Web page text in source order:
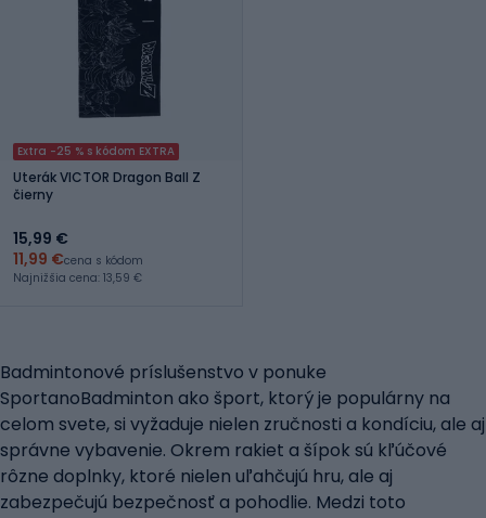
Extra -25 % s kódom EXTRA
Uterák VICTOR Dragon Ball Z
čierny
15,99 €
11,99 €cena s kódom
Najnižšia cena: 13,59 €
Badmintonové príslušenstvo v ponuke
SportanoBadminton ako šport, ktorý je populárny na
celom svete, si vyžaduje nielen zručnosti a kondíciu, ale aj
správne vybavenie. Okrem rakiet a šípok sú kľúčové
rôzne doplnky, ktoré nielen uľahčujú hru, ale aj
zabezpečujú bezpečnosť a pohodlie. Medzi toto